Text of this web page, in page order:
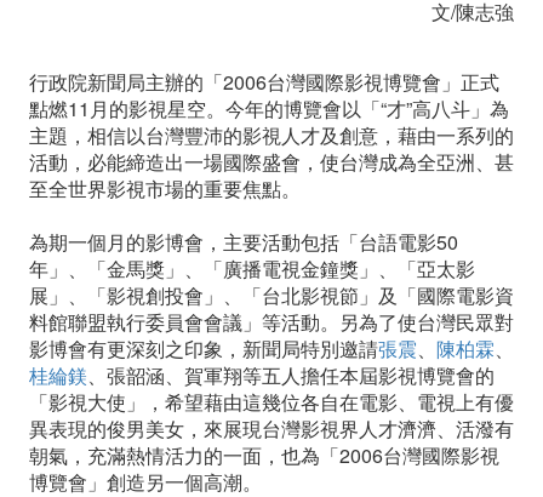
文/陳志強
行政院新聞局主辦的「2006台灣國際影視博覽會」正式
點燃11月的影視星空。今年的博覽會以「“才”高八斗」為
主題，相信以台灣豐沛的影視人才及創意，藉由一系列的
活動，必能締造出一場國際盛會，使台灣成為全亞洲、甚
至全世界影視市場的重要焦點。
為期一個月的影博會，主要活動包括「台語電影50
年」、「金馬獎」、「廣播電視金鐘獎」、「亞太影
展」、「影視創投會」、「台北影視節」及「國際電影資
料館聯盟執行委員會會議」等活動。另為了使台灣民眾對
影博會有更深刻之印象，新聞局特別邀請張震、 陳柏霖、
桂綸鎂、張韶涵、賀軍翔等五人擔任本屆影視博覽會的
「影視大使」，希望藉由這幾位各自在電影、電視上有優
異表現的俊男美女，來展現台灣影視界人才濟濟、活潑有
朝氣，充滿熱情活力的一面，也為「2006台灣國際影視
博覽會」創造另一個高潮。